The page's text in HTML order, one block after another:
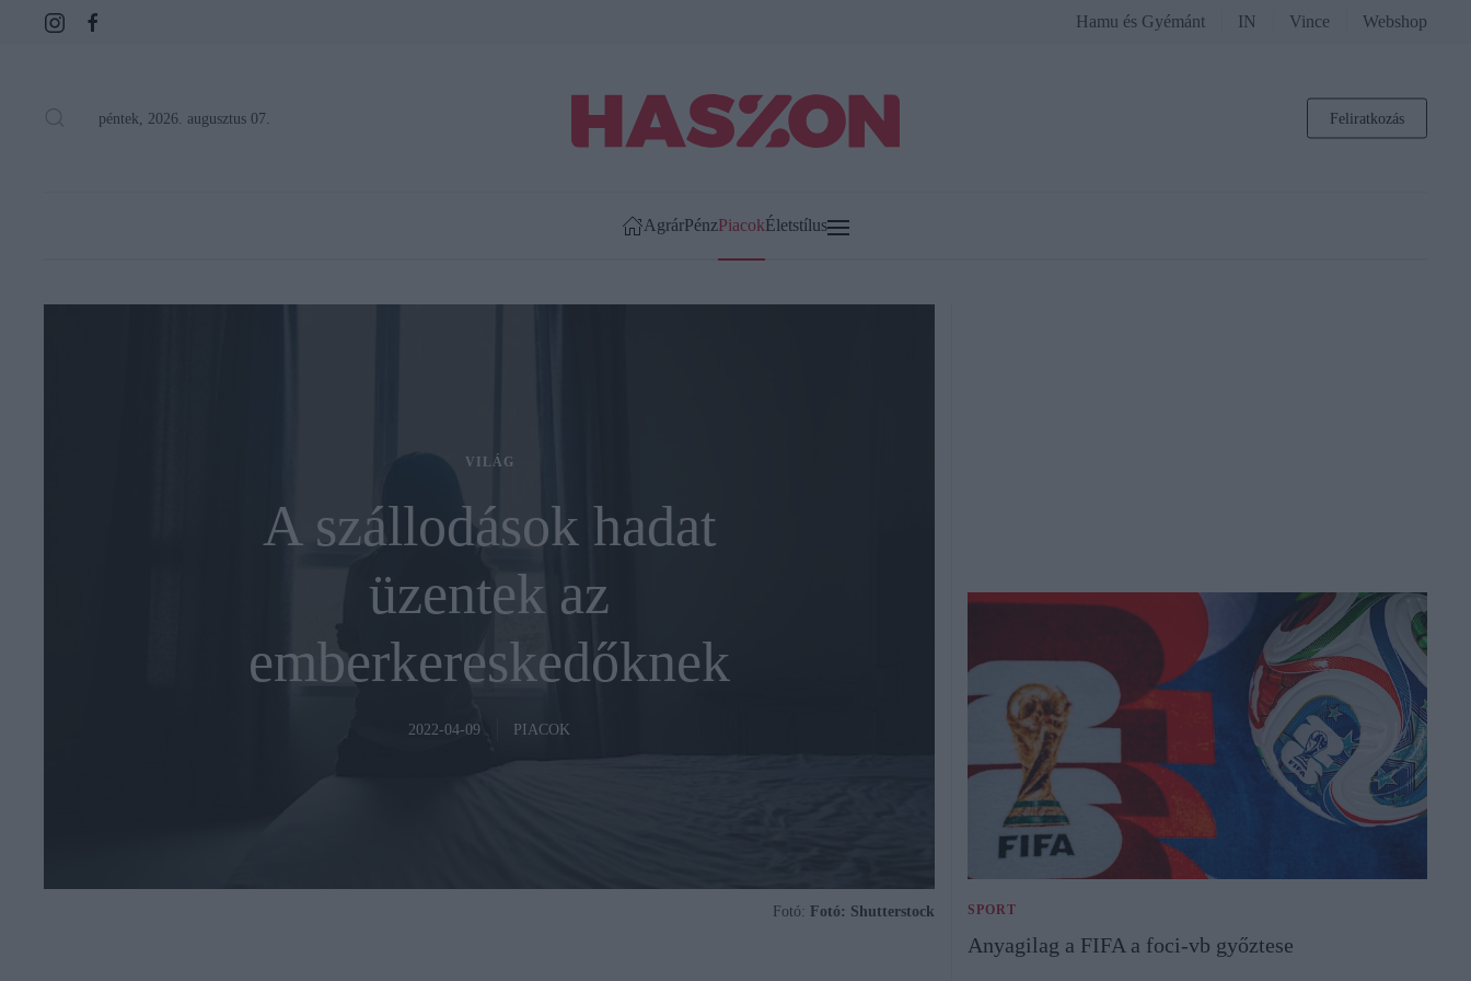
Hamu és Gyémánt IN Vince Webshop
péntek, 2026. augusztus 07. Feliratkozás
AgrárPénzPiacokÉletstílus
VILÁG
A szállodások hadat
üzentek az
emberkereskedőknek
2022-04-09 PIACOK
Fotó: Fotó: Shutterstock SPORT
Anyagilag a FIFA a foci-vb győztese